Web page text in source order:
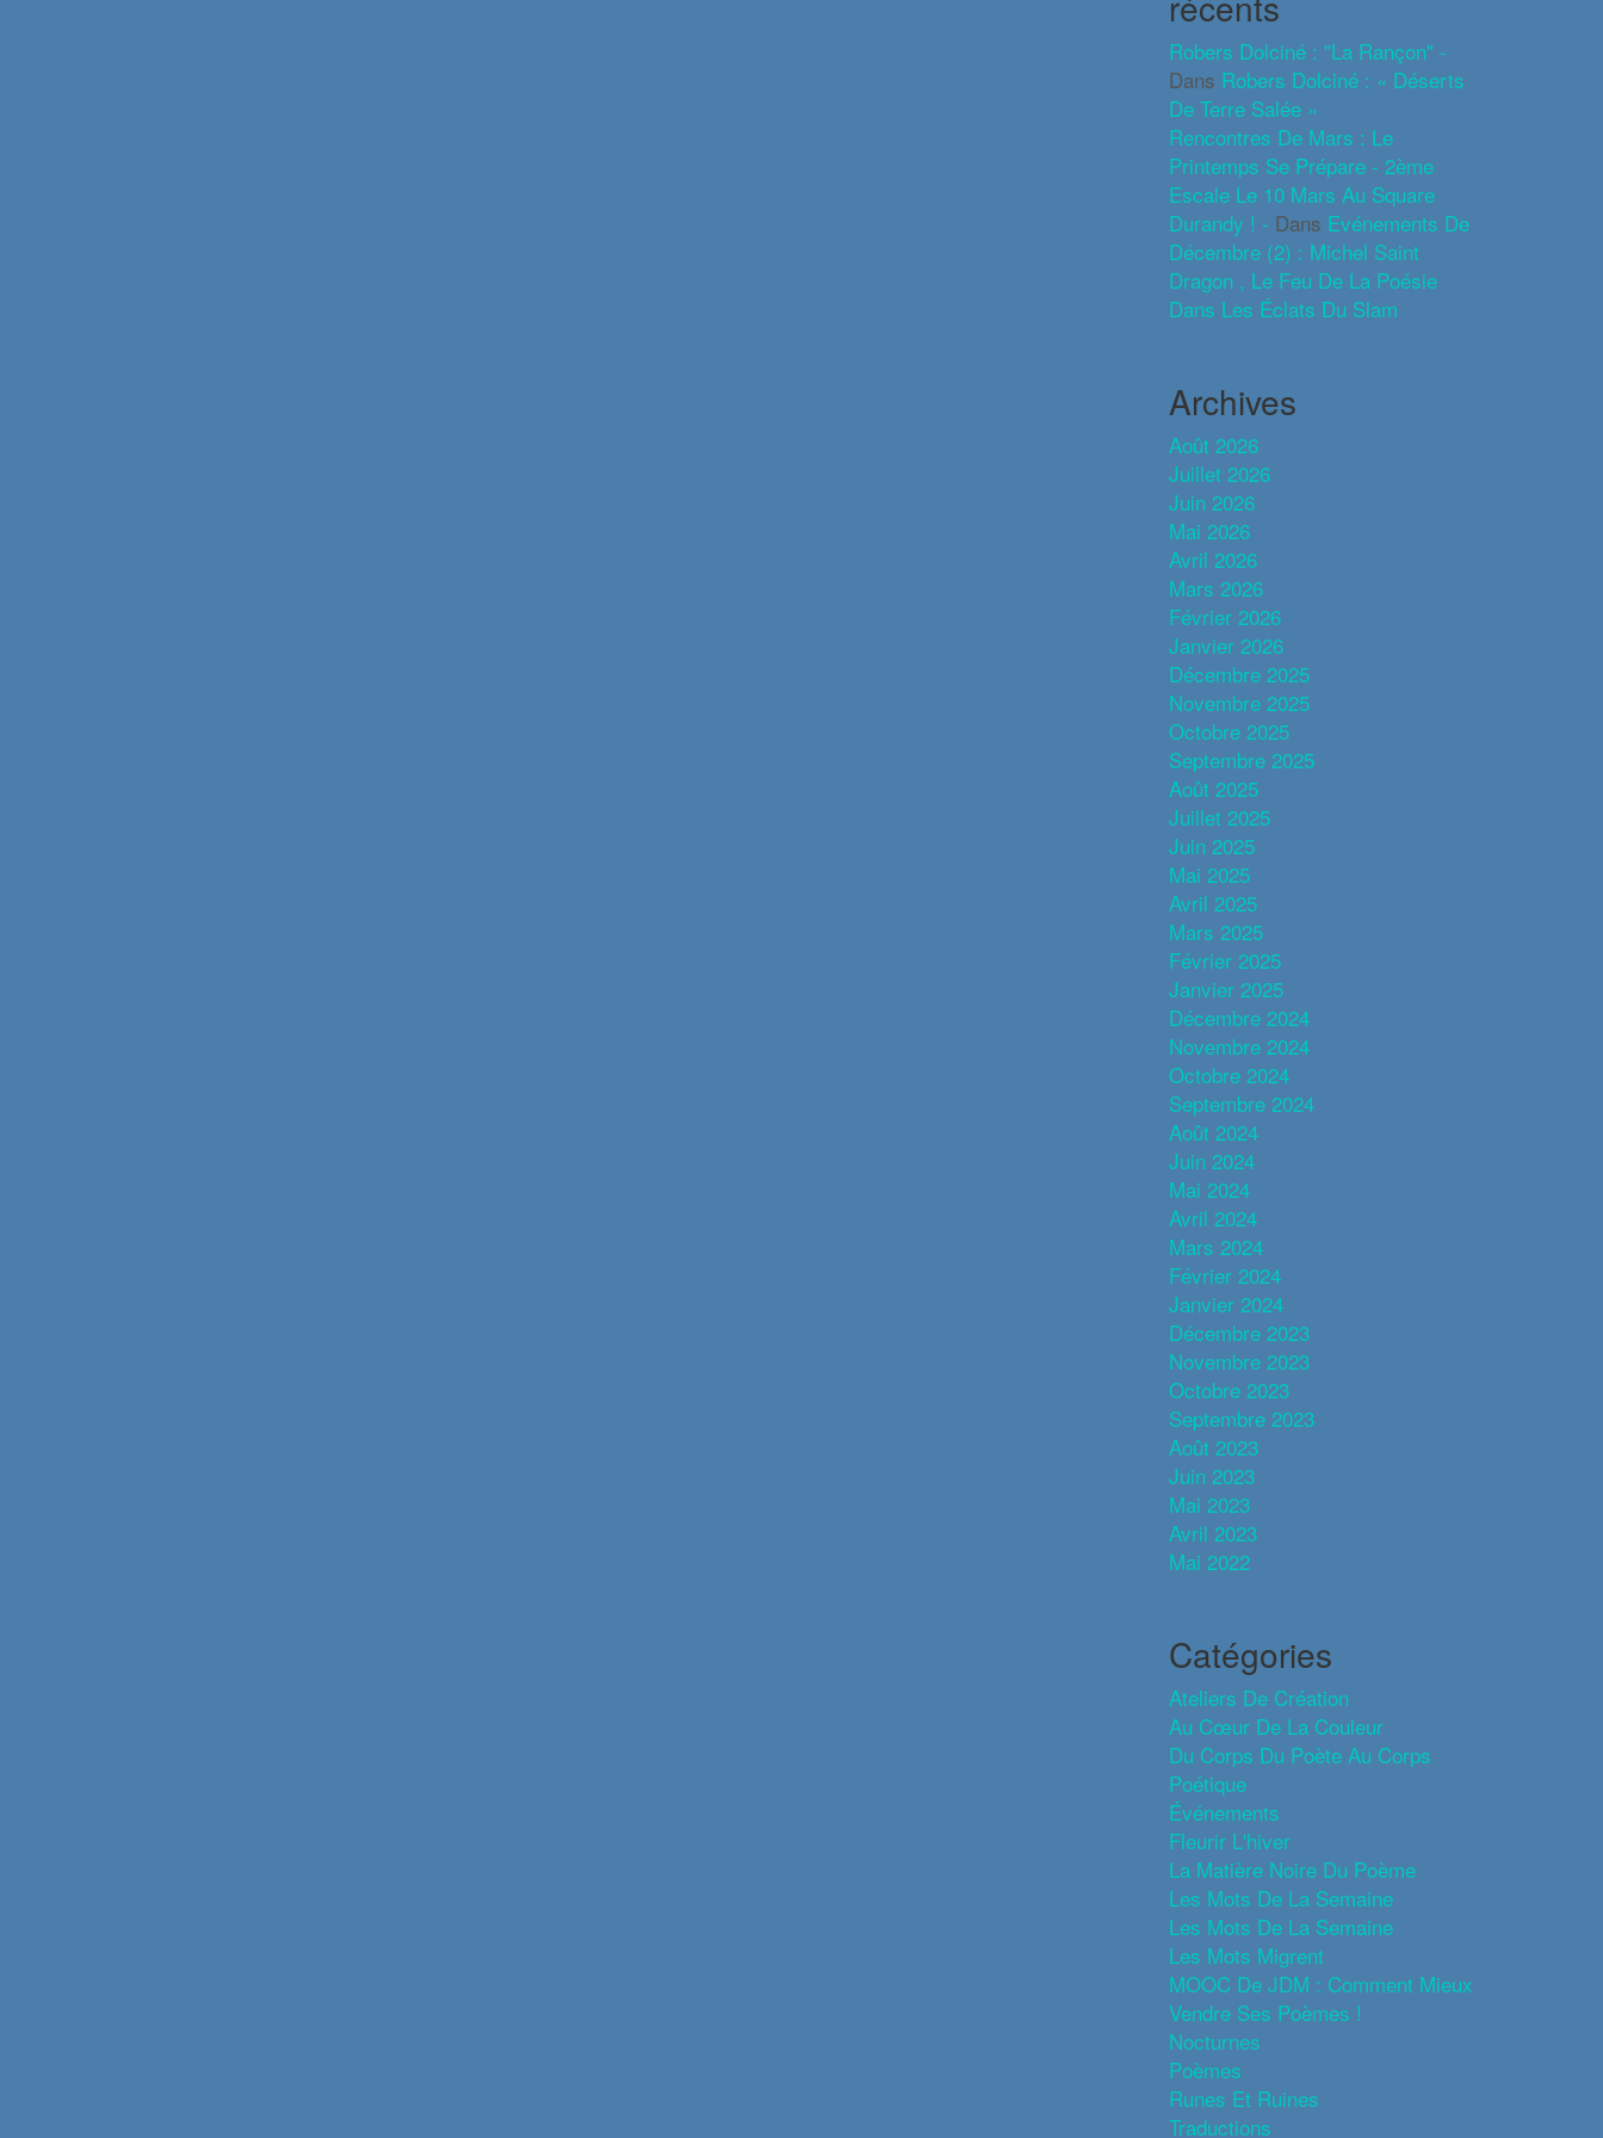
Robers Dolciné : "La Rançon" -
Dans Robers Dolciné : « Déserts
De Terre Salée »
Rencontres De Mars : Le
Printemps Se Prépare - 2ème
Escale Le 10 Mars Au Square
Durandy ! - Dans Evénements De
Décembre (2) : Michel Saint
Dragon , Le Feu De La Poésie
Dans Les Éclats Du Slam
Archives
Août 2026
Juillet 2026
Juin 2026
Mai 2026
Avril 2026
Mars 2026
Février 2026
Janvier 2026
Décembre 2025
Novembre 2025
Octobre 2025
Septembre 2025
Août 2025
Juillet 2025
Juin 2025
Mai 2025
Avril 2025
Mars 2025
Février 2025
Janvier 2025
Décembre 2024
Novembre 2024
Octobre 2024
Septembre 2024
Août 2024
Juin 2024
Mai 2024
Avril 2024
Mars 2024
Février 2024
Janvier 2024
Décembre 2023
Novembre 2023
Octobre 2023
Septembre 2023
Août 2023
Juin 2023
Mai 2023
Avril 2023
Mai 2022
Catégories
Ateliers De Création
Au Cœur De La Couleur
Du Corps Du Poète Au Corps
Poétique
Événements
Fleurir L'hiver
La Matière Noire Du Poème
Les Mots De La Semaine
Les Mots De La Semaine
Les Mots Migrent
MOOC De JDM : Comment Mieux
Vendre Ses Poèmes !
Nocturnes
Poèmes
Runes Et Ruines
Traductions